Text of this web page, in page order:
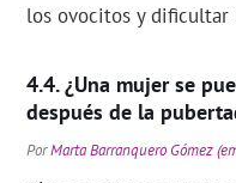
los ovocitos y dificultar
¿Una mujer se
después de la
PorMarta Barranquero Gómez